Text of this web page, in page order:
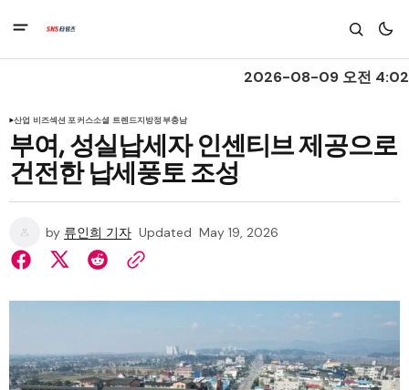
2026-08-09 오전 4:02
산업 비즈섹션 포커스소셜 트렌드지방정부충남
부여, 성실납세자 인센티브 제공으로
건전한 납세풍토 조성
by 류인희 기자 Updated May 19, 2026